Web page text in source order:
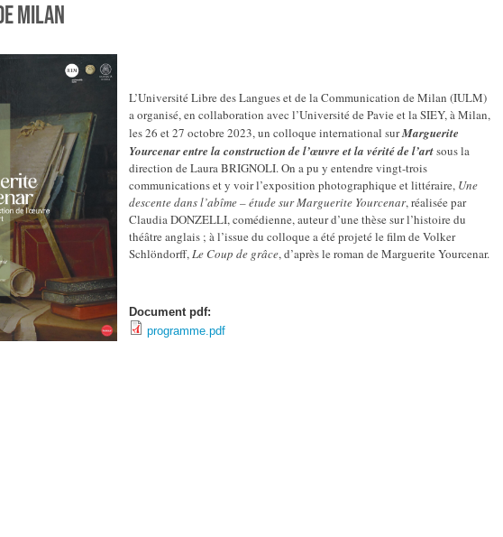
MILAN
L’Université Libre des Langues et de la Communication de Milan (IULM)
a organisé, en collaboration avec l’Université de Pavie et la SIEY, à Milan,
les 26 et 27 octobre 2023, un colloque international surMarguerite
Yourcenarentre la construction de l’œuvre et la vérité de l’artsous la
direction de Laura BRIGNOLI. On a pu y entendre vingt-trois
communications et y voir l’exposition photographique et littéraire, Une
descente dans l’abîme – étude sur Marguerite Yourcenar, réalisée par
Claudia DONZELLI, comédienne, auteur d’une thèse sur l’histoire du
théâtre anglais ; à l’issue du colloque a été projeté le film de Volker
Schlöndorff,Le Coup de grâce, d’après le roman de Marguerite Yourcenar.
Document pdf:
programme.pdf